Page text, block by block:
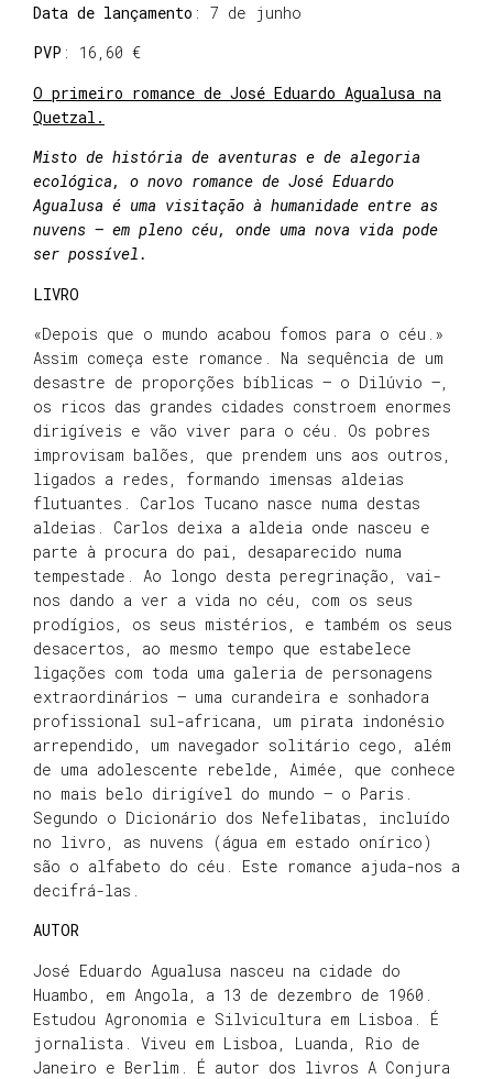
Data de lançamento : 7 de junho
PVP : 16,60 €
O primeiro romance de José Eduardo Agualusa na
Quetzal.
Misto de história de aventuras e de alegoria
ecológica, o novo romance de José Eduardo
Agualusa é uma visitação à humanidade entre as
nuvens – em pleno céu, onde uma nova vida pode
ser possível.
LIVRO
«Depois que o mundo acabou fomos para o céu.»
Assim começa este romance. Na sequência de um
desastre de proporções bíblicas – o Dilúvio –,
os ricos das grandes cidades constroem enormes
dirigíveis e vão viver para o céu. Os pobres
improvisam balões, que prendem uns aos outros,
ligados a redes, formando imensas aldeias
flutuantes. Carlos Tucano nasce numa destas
aldeias. Carlos deixa a aldeia onde nasceu e
parte à procura do pai, desaparecido numa
tempestade. Ao longo desta peregrinação, vai-
nos dando a ver a vida no céu, com os seus
prodígios, os seus mistérios, e também os seus
desacertos, ao mesmo tempo que estabelece
ligações com toda uma galeria de personagens
extraordinários – uma curandeira e sonhadora
profissional sul-africana, um pirata indonésio
arrependido, um navegador solitário cego, além
de uma adolescente rebelde, Aimée, que conhece
no mais belo dirigível do mundo – o Paris.
Segundo o Dicionário dos Nefelibatas, incluído
no livro, as nuvens (água em estado onírico)
são o alfabeto do céu. Este romance ajuda-nos a
decifrá-las.
AUTOR
José Eduardo Agualusa nasceu na cidade do
Huambo, em Angola, a 13 de dezembro de 1960.
Estudou Agronomia e Silvicultura em Lisboa. É
jornalista. Viveu em Lisboa, Luanda, Rio de
Janeiro e Berlim. É autor dos livros A Conjura